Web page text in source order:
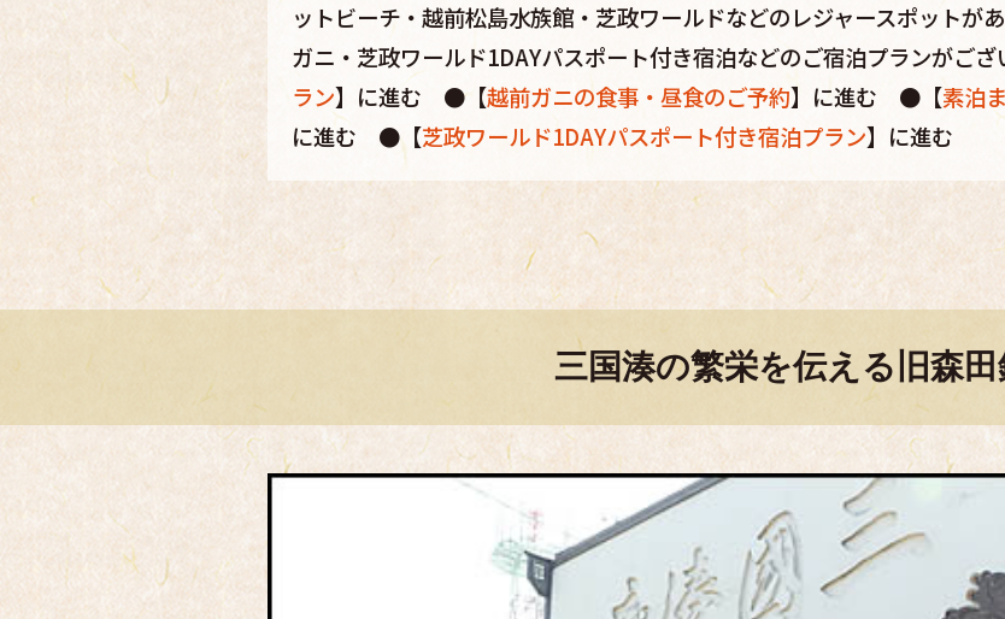
ットビーチ・越前松島水族館・芝政ワールドなどのレジャースポットが
ガニ・芝政ワールド1DAYパスポート付き宿泊などのご宿泊プランがご
ラン】に進む ●【越前ガニの食事・昼食のご予約】に進む ●【素泊
に進む ●【芝政ワールド1DAYパスポート付き宿泊プラン】に進む
三国湊の繁栄を伝える旧森